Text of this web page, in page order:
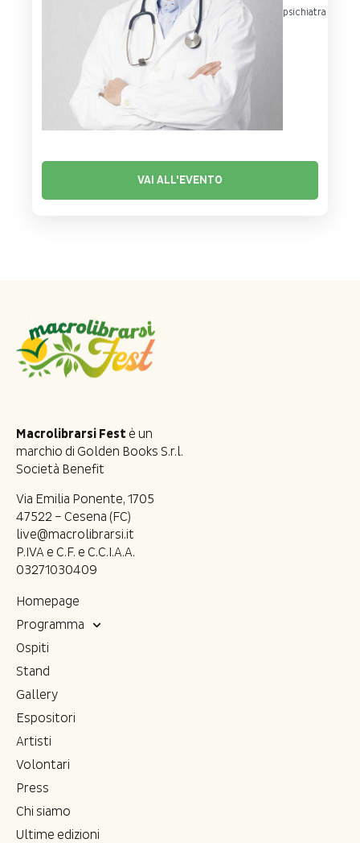
psichiatra
VAI ALL'EVENTO
Macrolibrarsi Fest è un
marchio di Golden Books S.r.l.
Società Benefit
Via Emilia Ponente, 1705
47522 – Cesena (FC)
live@macrolibrarsi.it
P.IVA e C.F. e C.C.I.A.A.
03271030409
Homepage
Programma
Ospiti
Stand
Gallery
Espositori
Artisti
Volontari
Press
Chi siamo
Ultime edizioni